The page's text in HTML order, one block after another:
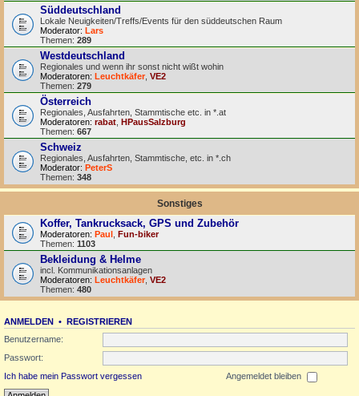
Süddeutschland
Lokale Neuigkeiten/Treffs/Events für den süddeutschen Raum
Moderator: Lars
Themen: 289
Westdeutschland
Regionales und wenn ihr sonst nicht wißt wohin
Moderatoren: Leuchtkäfer VE2
Themen: 279
Österreich
Regionales, Ausfahrten, Stammtische etc. in *.at
Moderatoren: rabat HPausSalzburg
Themen: 667
Schweiz
Regionales, Ausfahrten, Stammtische, etc. in *.ch
Moderator: PeterS
Themen: 348
Sonstiges
Koffer, Tankrucksack, GPS und Zubehör
Moderatoren: Paul Fun-biker
Themen: 1103
Bekleidung & Helme
incl. Kommunikationsanlagen
Moderatoren: Leuchtkäfer VE2
Themen: 480
ANMELDEN • REGISTRIEREN
Benutzername:
Passwort:
Ich habe mein Passwort vergessen
Angemeldet bleiben